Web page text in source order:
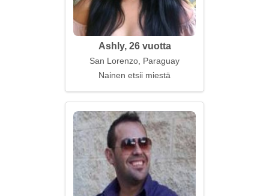
Ashly, 26 vuotta
San Lorenzo, Paraguay
Nainen etsii miestä